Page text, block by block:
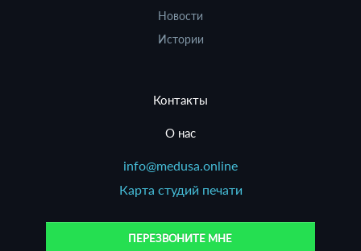
Новости
Истории
Контакты
О нас
info@medusa.online
Карта студий печати
ПЕРЕЗВОНИТЕ МНЕ